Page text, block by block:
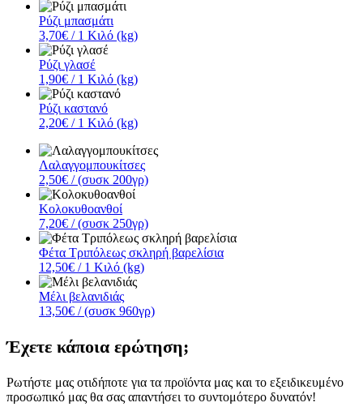
Ρύζι μπασμάτι
3,70€ / 1 Κιλό (kg)
Ρύζι γλασέ
1,90€ / 1 Κιλό (kg)
Ρύζι καστανό
2,20€ / 1 Κιλό (kg)
Λαλαγγομπουκίτσες
2,50€ / (συσκ 200γρ)
Κολοκυθοανθοί
7,20€ / (συσκ 250γρ)
Φέτα Τριπόλεως σκληρή βαρελίσια
12,50€ / 1 Κιλό (kg)
Μέλι βελανιδιάς
13,50€ / (συσκ 960γρ)
Έχετε κάποια ερώτηση;
Ρωτήστε μας οτιδήποτε για τα προϊόντα μας και το εξειδικευμένο
προσωπικό μας θα σας απαντήσει το συντομότερο δυνατόν!